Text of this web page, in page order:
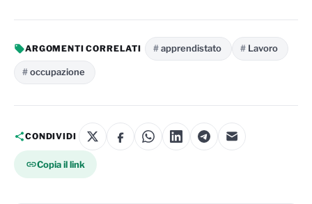
ARGOMENTI CORRELATI apprendistato Lavoro
occupazione
CONDIVIDI
Copia il link